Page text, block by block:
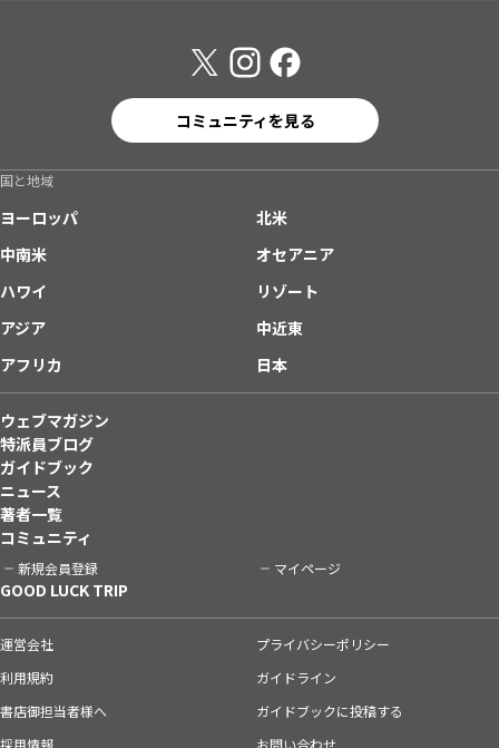
コミュニティを見る
国と地域
ヨーロッパ
北米
中南米
オセアニア
ハワイ
リゾート
アジア
中近東
アフリカ
日本
ウェブマガジン
特派員ブログ
ガイドブック
ニュース
著者一覧
コミュニティ
新規会員登録 マイページ
GOOD LUCK TRIP
運営会社
プライバシーポリシー
利用規約
ガイドライン
書店御担当者様へ
ガイドブックに投稿する
採用情報
お問い合わせ